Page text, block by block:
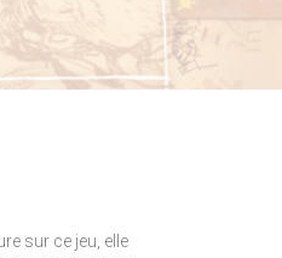
sur ce jeu, elle